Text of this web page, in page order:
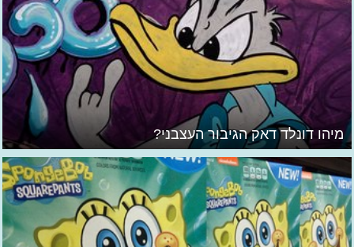
מיהו דונלד דאק הגיבור העצבני?